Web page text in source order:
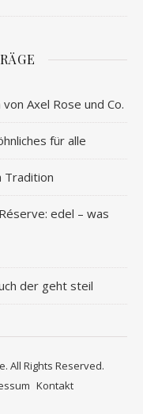
von Axel Rose und Co.
für alle
Tradition
edel – was
der geht steil
All Rights Reserved.
Kontakt